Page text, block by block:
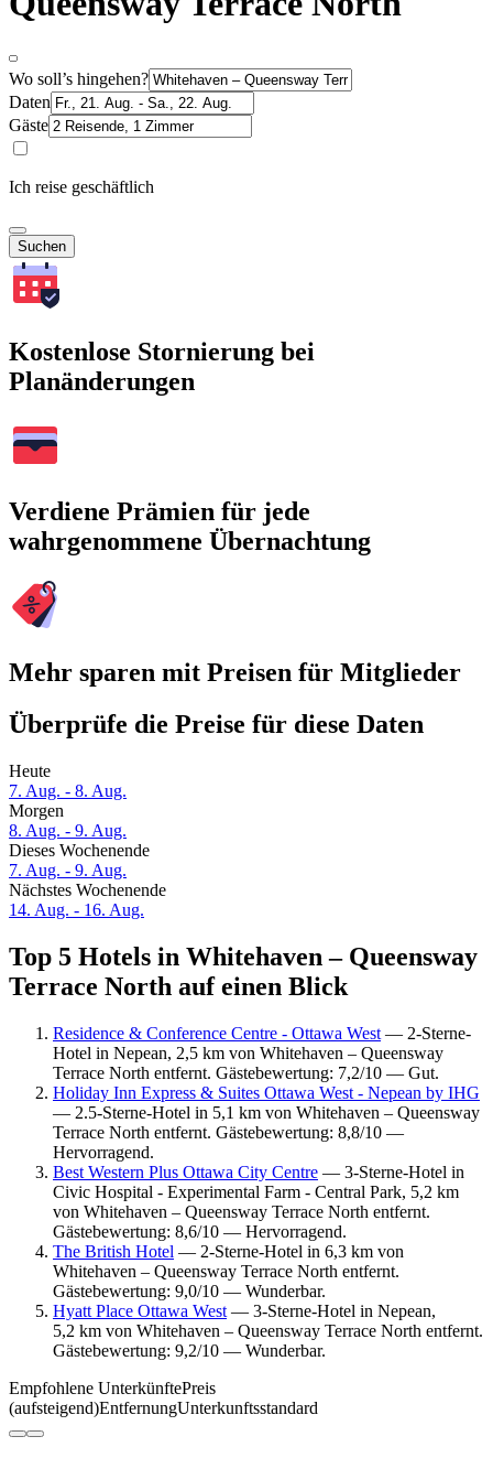
Wo soll’s hingehen?
Daten
Gäste
Ich reise geschäftlich
Suchen
Kostenlose Stornierung bei
Planänderungen
Verdiene Prämien für jede
wahrgenommene Übernachtung
Mehr sparen mit Preisen für Mitglieder
Überprüfe die Preise für diese Daten
Heute
7. Aug. - 8. Aug.
Morgen
8. Aug. - 9. Aug.
Dieses Wochenende
7. Aug. - 9. Aug.
Nächstes Wochenende
14. Aug. - 16. Aug.
Top 5 Hotels in Whitehaven – Queensway
Terrace North auf einen Blick
Residence & Conference Centre - Ottawa West — 2-Sterne-
Hotel in Nepean, 2,5 km von Whitehaven – Queensway
Terrace North entfernt. Gästebewertung: 7,2/10 — Gut.
Holiday Inn Express & Suites Ottawa West - Nepean by IHG
— 2.5-Sterne-Hotel in 5,1 km von Whitehaven – Queensway
Terrace North entfernt. Gästebewertung: 8,8/10 —
Hervorragend.
Best Western Plus Ottawa City Centre — 3-Sterne-Hotel in
Civic Hospital - Experimental Farm - Central Park, 5,2 km
von Whitehaven – Queensway Terrace North entfernt.
Gästebewertung: 8,6/10 — Hervorragend.
The British Hotel — 2-Sterne-Hotel in 6,3 km von
Whitehaven – Queensway Terrace North entfernt.
Gästebewertung: 9,0/10 — Wunderbar.
Hyatt Place Ottawa West — 3-Sterne-Hotel in Nepean,
5,2 km von Whitehaven – Queensway Terrace North entfernt.
Gästebewertung: 9,2/10 — Wunderbar.
Empfohlene UnterkünftePreis
(aufsteigend)EntfernungUnterkunftsstandard